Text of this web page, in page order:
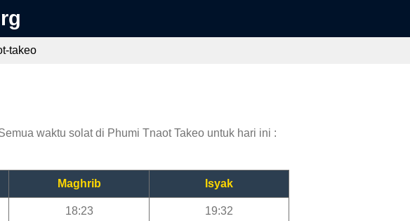
takeo
waktu solat di Phumi Tnaot Takeo untuk hari ini :
Maghrib Isyak
18:23 19:32